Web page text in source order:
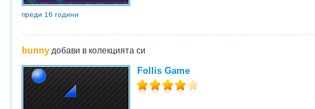
преди 16 години
bunny добави в колекцията си
Follis Game